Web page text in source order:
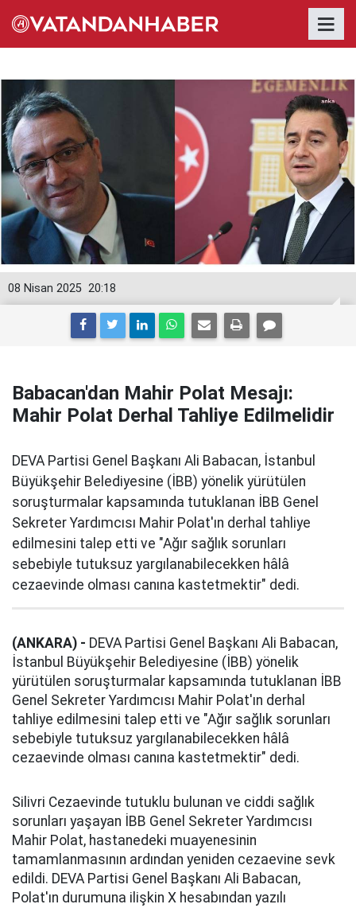
20:18
08 Nisan 2025
Babacan'dan Mahir Polat Mesajı:
Mahir Polat Derhal Tahliye Edilmelidir
DEVA Partisi Genel Başkanı Ali Babacan, İstanbul
Büyükşehir Belediyesine (İBB) yönelik yürütülen
soruşturmalar kapsamında tutuklanan İBB Genel
Sekreter Yardımcısı Mahir Polat'ın derhal tahliye
edilmesini talep etti ve "Ağır sağlık sorunları
sebebiyle tutuksuz yargılanabilecekken hâlâ
cezaevinde olması canına kastetmektir" dedi.
(ANKARA) - DEVA Partisi Genel Başkanı Ali Babacan,
İstanbul Büyükşehir Belediyesine (İBB) yönelik
yürütülen soruşturmalar kapsamında tutuklanan İBB
Genel Sekreter Yardımcısı Mahir Polat'ın derhal
tahliye edilmesini talep etti ve "Ağır sağlık sorunları
sebebiyle tutuksuz yargılanabilecekken hâlâ
cezaevinde olması canına kastetmektir" dedi.
Silivri Cezaevinde tutuklu bulunan ve ciddi sağlık
sorunları yaşayan İBB Genel Sekreter Yardımcısı
Mahir Polat, hastanedeki muayenesinin
tamamlanmasının ardından yeniden cezaevine sevk
edildi. DEVA Partisi Genel Başkanı Ali Babacan,
Polat'ın durumuna ilişkin X hesabından yazılı